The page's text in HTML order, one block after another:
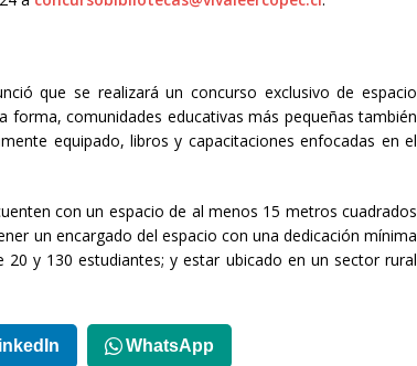
que se realizará un concurso exclusivo de espacio
forma, comunidades educativas más pequeñas también
equipado, libros y capacitaciones enfocadas en el
con un espacio de al menos 15 metros cuadrados
un encargado del espacio con una dedicación mínima
y 130 estudiantes; y estar ubicado en un sector rural
WhatsApp